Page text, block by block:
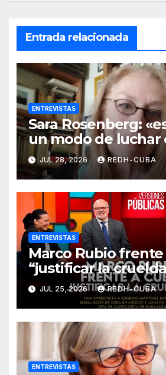
Entrada relacionada
ENTREVISTAS
Sara Rosenberg:
un modo de luchar
todo intento de
deshumanización»
JUL 28, 2026 REDH-CUBA
ENTREVISTAS
Marco Rubio frente
“justificar la
Entrevista de
a Eugenio Martínez
Tablada
JUL 25, 2026 REDH-CUBA
ENTREVISTAS